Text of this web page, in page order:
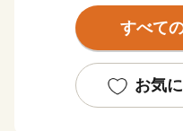
市名の由来となってい
三十三所霊場の札所と
大阪府の南東部、藤井
すべて
お気